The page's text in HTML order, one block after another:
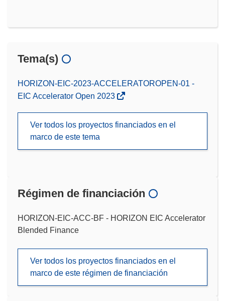
Tema(s)
HORIZON-EIC-2023-ACCELERATOROPEN-01 -
EIC Accelerator Open 2023
Ver todos los proyectos financiados en el
marco de este tema
Régimen de financiación
HORIZON-EIC-ACC-BF - HORIZON EIC Accelerator
Blended Finance
Ver todos los proyectos financiados en el
marco de este régimen de financiación